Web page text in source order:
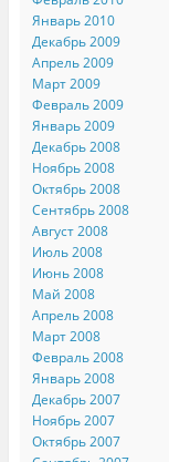
Январь 2010
Декабрь 2009
Апрель 2009
Март 2009
Февраль 2009
Январь 2009
Декабрь 2008
Ноябрь 2008
Октябрь 2008
Сентябрь 2008
Август 2008
Июль 2008
Июнь 2008
Май 2008
Апрель 2008
Март 2008
Февраль 2008
Январь 2008
Декабрь 2007
Ноябрь 2007
Октябрь 2007